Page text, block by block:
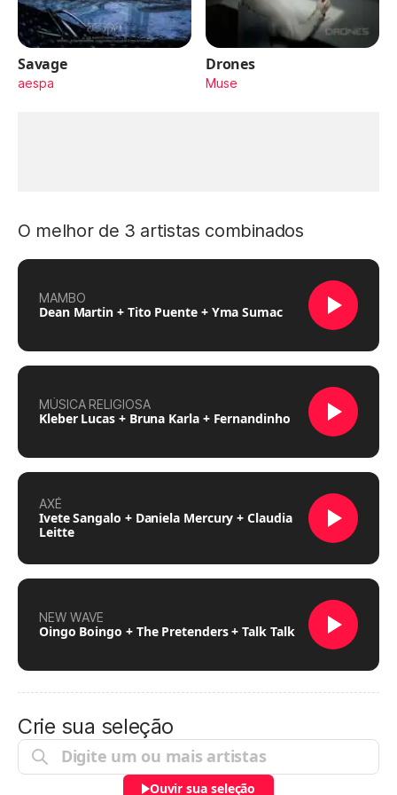
Savage
aespa
Drones
Muse
O melhor de 3 artistas combinados
MAMBO
Dean Martin + Tito Puente + Yma Sumac
MÚSICA RELIGIOSA
Kleber Lucas + Bruna Karla + Fernandinho
AXÉ
Ivete Sangalo + Daniela Mercury + Claudia
Leitte
NEW WAVE
Oingo Boingo + The Pretenders + Talk Talk
Crie sua seleção
Ouvir sua seleção